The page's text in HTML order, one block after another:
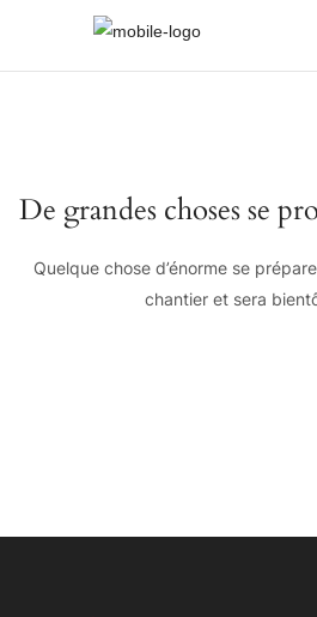
De grandes choses se
Quelque chose d’énorme se
chantier et sera